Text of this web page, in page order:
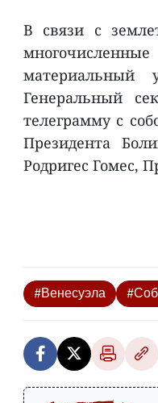
В связи с
материальный
Генеральный
телеграмму с
Президента
Родригес Гомес,
#Венесуэла